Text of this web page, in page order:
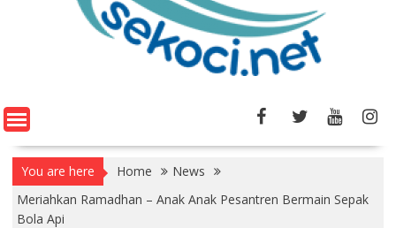
You are here Home
News
Meriahkan Ramadhan – Anak Anak Pesantren Bermain Sepak
Bola Api